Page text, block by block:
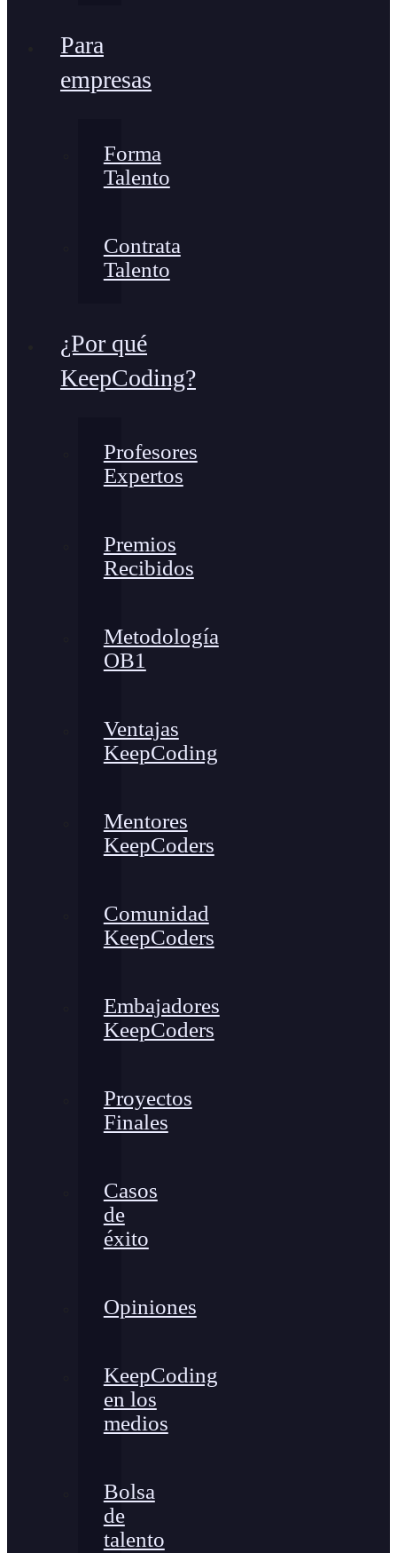
Para
empresas
Forma
Talento
Contrata
Talento
¿Por qué
KeepCoding?
Profesores
Expertos
Premios
Recibidos
Metodología
OB1
Ventajas
KeepCoding
Mentores
KeepCoders
Comunidad
KeepCoders
Embajadores
KeepCoders
Proyectos
Finales
Casos
de
éxito
Opiniones
KeepCoding
en los
medios
Bolsa
de
talento